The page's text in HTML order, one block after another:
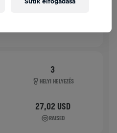
2025. máj. 04.
3
HELYI HELYEZÉS
27,02 USD
RAISED